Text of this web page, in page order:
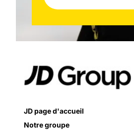
JD page d'accueil
Notre groupe